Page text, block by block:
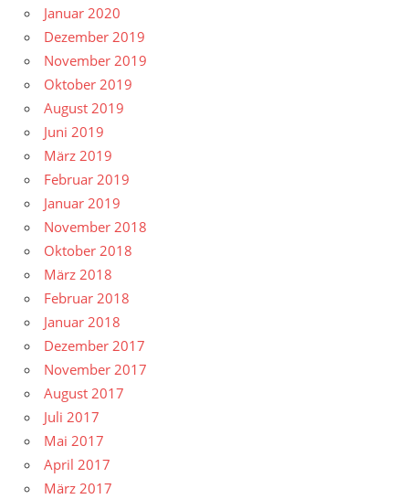
Januar 2020
Dezember 2019
November 2019
Oktober 2019
August 2019
Juni 2019
März 2019
Februar 2019
Januar 2019
November 2018
Oktober 2018
März 2018
Februar 2018
Januar 2018
Dezember 2017
November 2017
August 2017
Juli 2017
Mai 2017
April 2017
März 2017